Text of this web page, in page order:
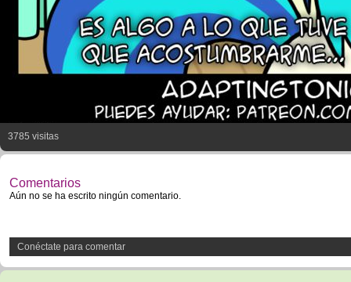
3785 visitas
Comentarios
Aún no se ha escrito ningún comentario.
Conéctate para comentar